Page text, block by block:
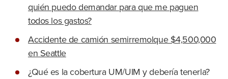
quién puedo demandar para que me paguen
todos los gastos?
Accidente de camión semirremolque $4,500,000
en Seattle
¿Qué es la cobertura UM/UIM y debería tenerla?